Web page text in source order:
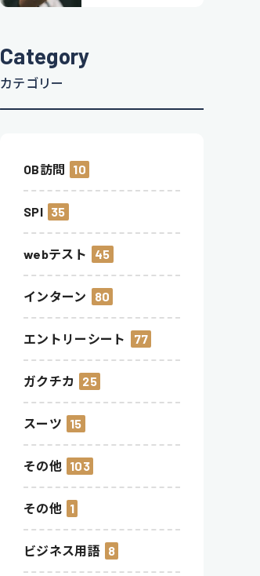
Category
カテゴリー
OB訪問 10
SPI 35
webテスト 45
インターン 80
エントリーシート 77
ガクチカ 25
スーツ 15
その他 103
その他 1
ビジネス用語 8